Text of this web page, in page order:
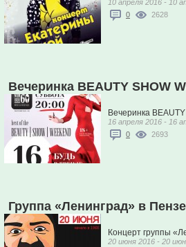
10 апреля 2016 - 10
0
2628
Вечеринка BEAUTY SHOW
Вечеринка
16 апреля 2016 - 16
0
2693
Группа «Ленинград» в Пензе
Концерт группы
20 июня 2016 - 20